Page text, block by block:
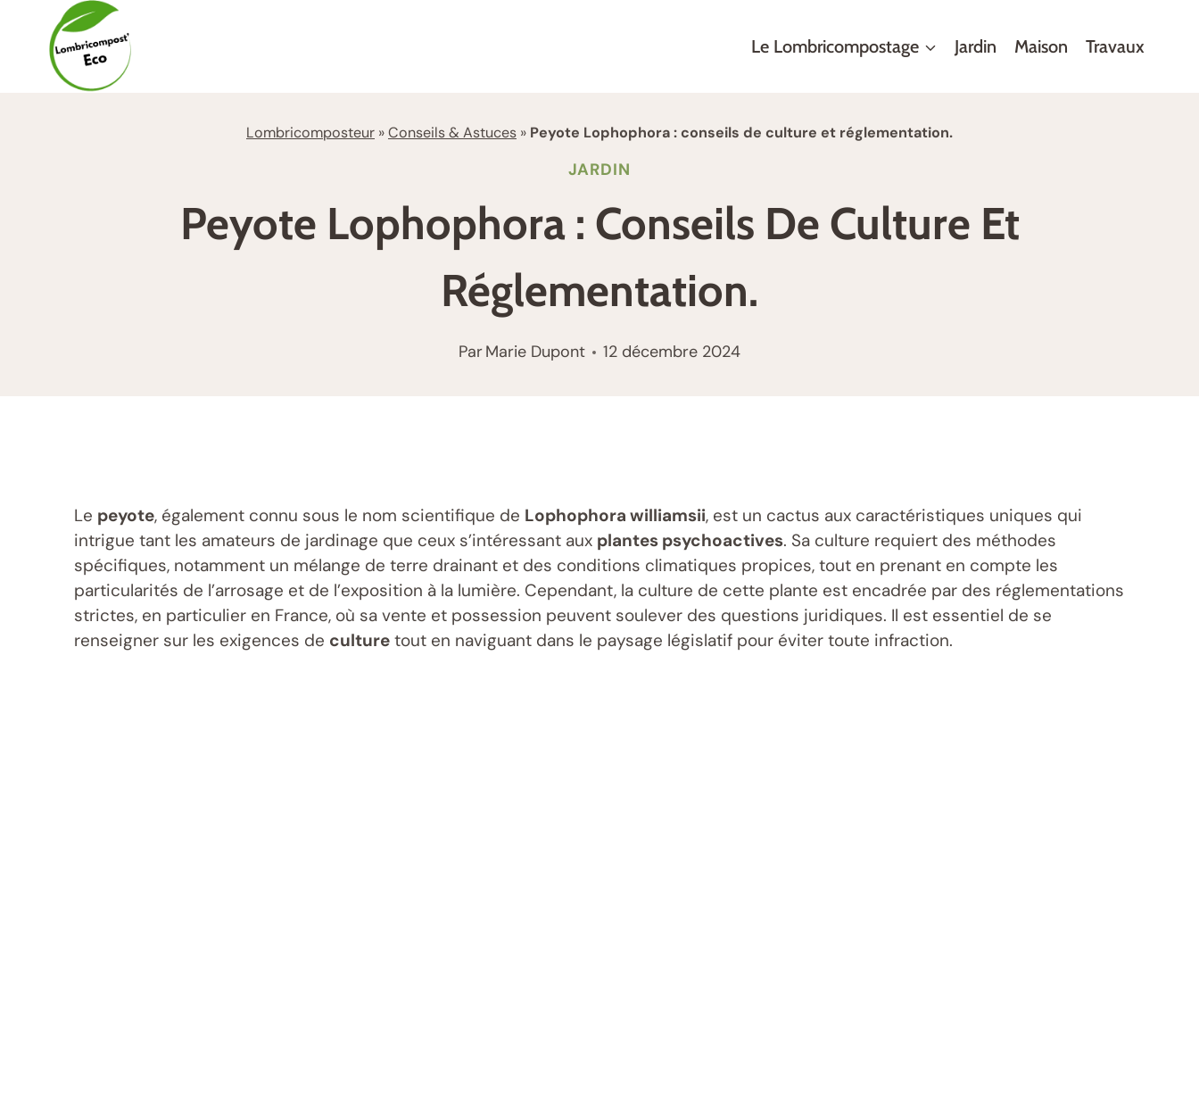
contenu
Le Lombricompostage Jardin Maison Travaux
Lombricomposteur »Conseils & Astuces » Peyote Lophophora : conseils de culture et réglementation.
JARDIN
Peyote Lophophora : Conseils De Culture Et
Réglementation.
ParMarie Dupont 12 décembre 2024
Le peyote, également connu sous le nom scientifique de Lophophora williamsii, est un cactus aux caractéristiques uniques qui
intrigue tant les amateurs de jardinage que ceux s’intéressant aux plantes psychoactives. Sa culture requiert des méthodes
spécifiques, notamment un mélange de terre drainant et des conditions climatiques propices, tout en prenant en compte les
particularités de l’arrosage et de l’exposition à la lumière. Cependant, la culture de cette plante est encadrée par des réglementations
strictes, en particulier en France, où sa vente et possession peuvent soulever des questions juridiques. Il est essentiel de se
renseigner sur les exigences de culture tout en naviguant dans le paysage législatif pour éviter toute infraction.